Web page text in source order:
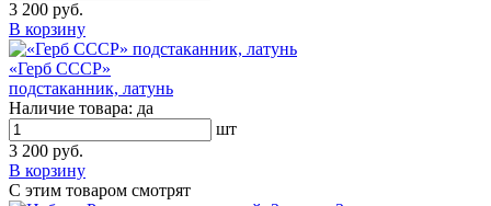
3 200 руб.
В корзину
«Герб СССР»
подстаканник, латунь
Наличие товара: да
шт
3 200 руб.
В корзину
С этим товаром смотрят